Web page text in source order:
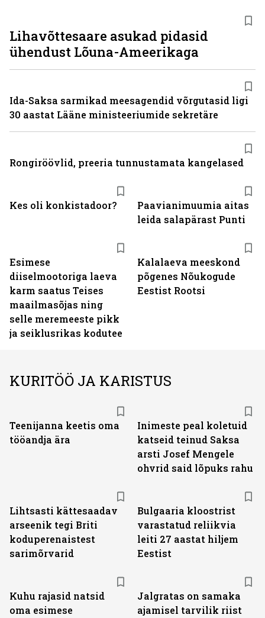
Kes oli konkistadoor?
Paavianimuumia aitas
leida salapärast Punti
Esimese
diiselmootoriga laeva
karm saatus Teises
maailmasõjas ning
selle meremeeste pikk
ja seiklusrikas kodutee
Kalalaeva meeskond
põgenes Nõukogude
Eestist Rootsi
Lihavõttesaare asukad pidasid
ühendust Lõuna-Ameerikaga
Ida-Saksa sarmikad meesagendid võrgutasid ligi
30 aastat Lääne ministeeriumide sekretäre
Rongiröövlid, preeria tunnustamata kangelased
KURITÖÖ JA KARISTUS
Teenijanna keetis oma
tööandja ära
Inimeste peal koletuid
katseid teinud Saksa
arsti Josef Mengele
ohvrid said lõpuks rahu
Lihtsasti kättesaadav
arseenik tegi Briti
koduperenaistest
sarimõrvarid
Bulgaaria kloostrist
varastatud reliikvia
leiti 27 aastat hiljem
Eestist
Kuhu rajasid natsid
oma esimese
Jalgratas on samaka
ajamisel tarvilik riist